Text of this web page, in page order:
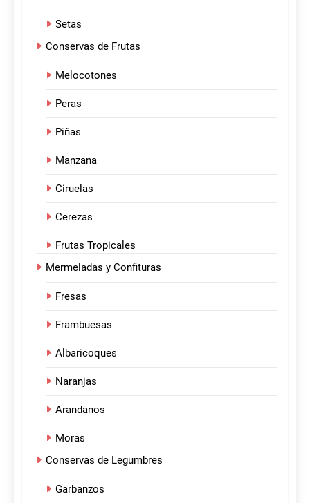
Setas
Conservas de Frutas
Melocotones
Peras
Piñas
Manzana
Ciruelas
Cerezas
Frutas Tropicales
Mermeladas y Confituras
Fresas
Frambuesas
Albaricoques
Naranjas
Arandanos
Moras
Conservas de Legumbres
Garbanzos